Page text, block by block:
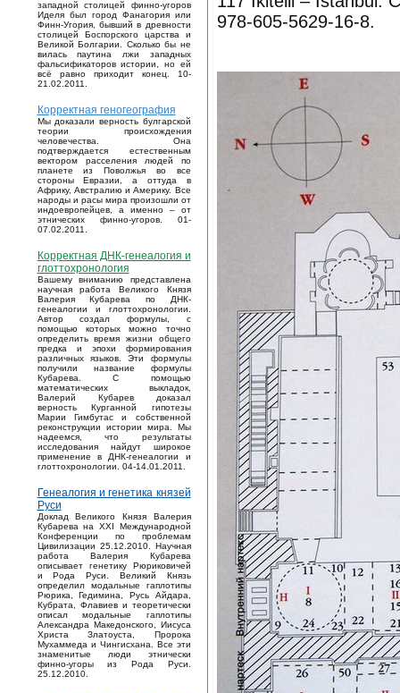
западной столицей финно-угоров
Иделя был город Фанагория или
Финн-Угория, бывший в древности
столицей Боспорского царства и
Великой Болгарии. Сколько бы не
вилась паутина лжи западных
фальсификаторов истории, но ей
всё равно приходит конец. 10-
21.02.2011.
Корректная геногеография
Мы доказали верность булгарской
теории происхождения
человечества. Она
подтверждается естественным
вектором расселения людей по
планете из Поволжья во все
стороны Евразии, а оттуда в
Африку, Австралию и Америку. Все
народы и расы мира произошли от
индоевропейцев, а именно – от
этнических финно-угоров. 01-
07.02.2011.
Корректная ДНК-генеалогия и
глоттохронология
Вашему вниманию представлена
научная работа Великого Князя
Валерия Кубарева по ДНК-
генеалогии и глоттохронологии.
Автор создал формулы, с
помощью которых можно точно
определить время жизни общего
предка и эпохи формирования
различных языков. Эти формулы
получили название формулы
Кубарева. С помощью
математических выкладок,
Валерий Кубарев доказал
верность Курганной гипотезы
Марии Гимбутас и собственной
реконструкции истории мира. Мы
надеемся, что результаты
исследования найдут широкое
применение в ДНК-генеалогии и
глоттохронологии. 04-14.01.2011.
Генеалогия и генетика князей
Руси
Доклад Великого Князя Валерия
Кубарева на XXI Международной
Конференции по проблемам
Цивилизации 25.12.2010. Научная
работа Валерия Кубарева
описывает генетику Рюриковичей
и Рода Руси. Великий Князь
определил модальные гаплотипы
Рюрика, Гедимина, Русь Айдара,
Кубрата, Флавиев и теоретически
описал модальные гаплотипы
Александра Македонского, Иисуса
Христа Златоуста, Пророка
Мухаммеда и Чингисхана. Все эти
знаменитые люди этнически
финно-угоры из Рода Руси.
25.12.2010.
978-605-5629-16-8.